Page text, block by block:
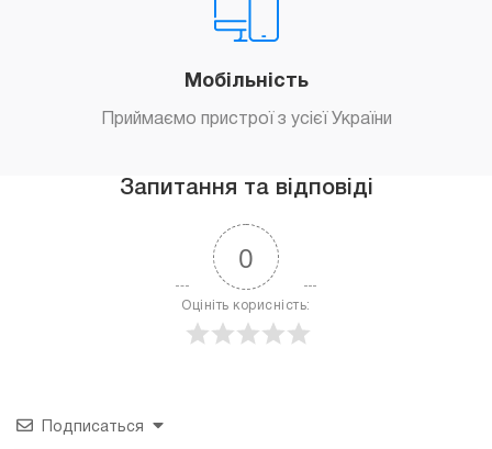
Мобільність
Приймаємо пристрої з усієї України
Запитання та відповіді
0
Оцініть корисність:
Подписаться